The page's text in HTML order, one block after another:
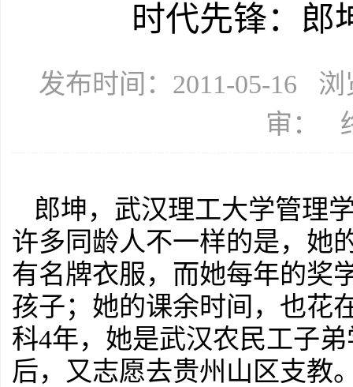
时代先锋：郎
发布时间：2011-05-16 浏
审：
郎坤，武汉理工大学管理
许多同龄人不一样的是，她
有名牌衣服，而她每年的奖
孩子；她的课余时间，也花
科4年，她是武汉农民工子
后，又志愿去贵州山区支教